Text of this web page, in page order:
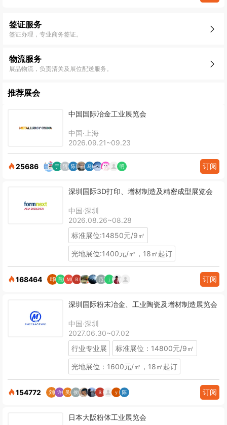
签证服务
签证办理，专业商务签证。
物流服务
展品物流，负责清关及展位配送服务。
推荐展会
中国国际冶金工业展览会
中国·上海
2026.09.21~09.23
25686 订阅
深圳国际3D打印、增材制造及精密成型展览会
中国·深圳
2026.08.26~08.28
标准展位:14850元/9㎡
光地展位:1400元/㎡，18㎡起订
168464 订阅
深圳国际粉末冶金、工业陶瓷及增材制造展览会
中国·深圳
2027.06.30~07.02
行业专业展
标准展位：14800元/9㎡
光地展位：1600元/㎡，18㎡起订
154772 订阅
日本大阪粉体工业展览会